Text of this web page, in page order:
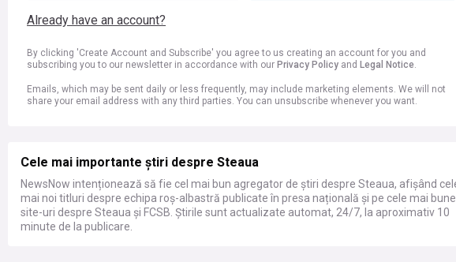
Already have an account?
By clicking 'Create Account and Subscribe' you agree to us creating an account for you and
subscribing you to our newsletter in accordance with our Privacy Policy and Legal Notice.
Emails, which may be sent daily or less frequently, may include marketing elements. We will not
share your email address with any third parties. You can unsubscribe whenever you want.
Cele mai importante știri despre Steaua
NewsNow intenționează să fie cel mai bun agregator de știri despre Steaua, afișând
mai noi titluri despre echipa roș-albastră publicate în presa națională și pe cele mai bune
site-uri despre Steaua și FCSB. Știrile sunt actualizate automat, 24/7, la aproximativ 10
minute de la publicare.